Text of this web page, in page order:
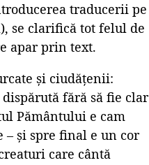
traducerii pe
se clarifică tot felul de
apar prin text.
și ciudățenii:
fără să fie clar
Pământului e cam
și spre final e un cor
care cântă